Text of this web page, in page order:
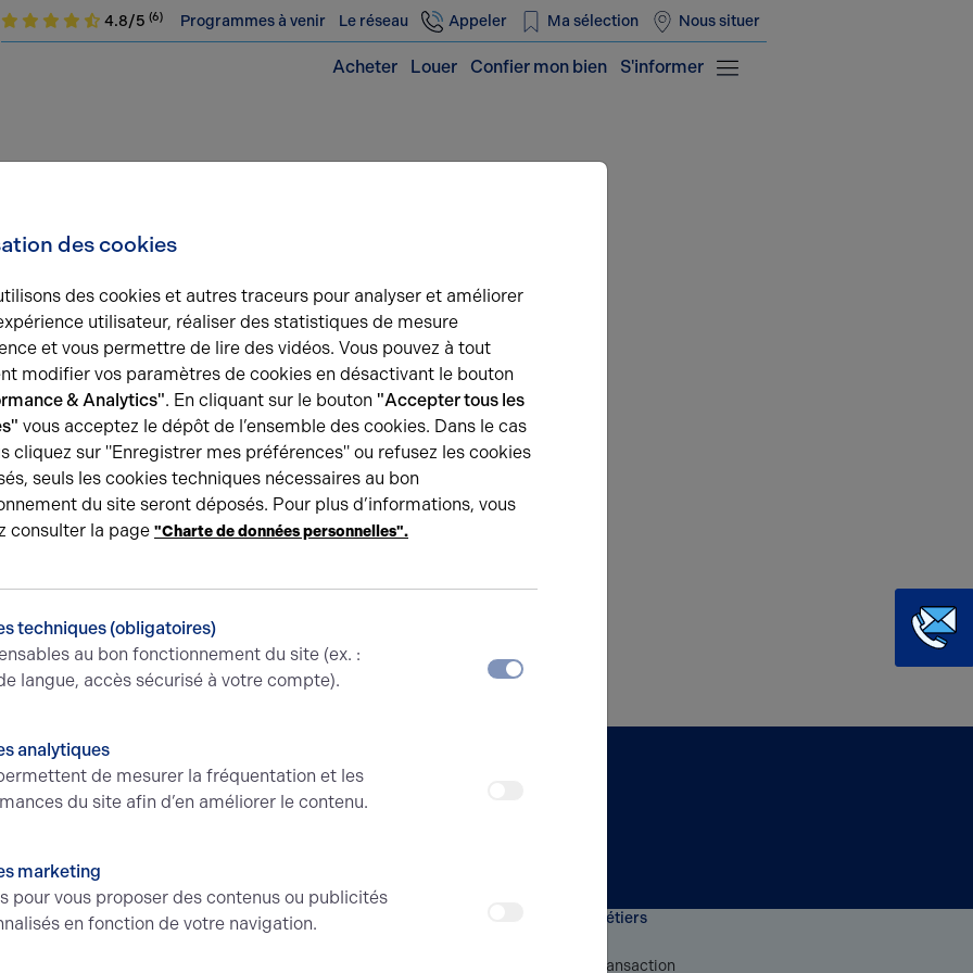
4.8/5 (6) Programmes à venir Le réseau Appeler Ma sélection Nous situer
Acheter Louer S'informer
Confier mon bien
/ 6
BERRY'S
Métiers
Transaction
des cookies
des cookies et autres traceurs pour analyser et améliorer
utilisateur, réaliser des statistiques de mesure
et vous permettre de lire des vidéos. Vous pouvez à tout
modifier vos paramètres de cookies en désactivant le bouton
& Analytics". En cliquant sur le bouton "Accepter tous les
vous acceptez le dépôt de l’ensemble des cookies. Dans le cas
cliquez sur "Enregistrer mes préférences" ou refusez les cookies
seuls les cookies techniques nécessaires au bon
du site seront déposés. Pour plus d’informations, vous
consulter la page "Charte de données personnelles".
techniques (obligatoires)
au bon fonctionnement du site (ex. :
langue, accès sécurisé à votre compte).
analytiques
de mesurer la fréquentation et les
du site afin d’en améliorer le contenu.
marketing
pour vous proposer des contenus ou publicités
en fonction de votre navigation.